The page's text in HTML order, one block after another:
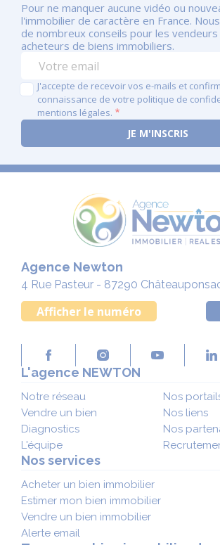
Pour ne manquer aucune vidéo ou
l'immobilier de caractère en France.
de nombreux conseils pour les
acheteurs de biens immobiliers.
J'accepte de recevoir vos e-mails et
connaissance de votre politique de
mentions légales.
Agence Newton
4 Rue Pasteur - 87290
Afficher le numéro
L'agence NEWTON
Notre réseau
Vendre un bien
Diagnostics
L'équipe
Nos
Nos liens
Nos
Nos services
Acheter un bien immobilier
Estimer mon bien immobilier
Vendre un bien immobilier
Alerte email